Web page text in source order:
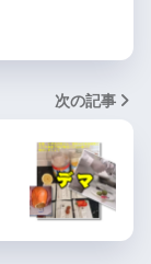
次の記事